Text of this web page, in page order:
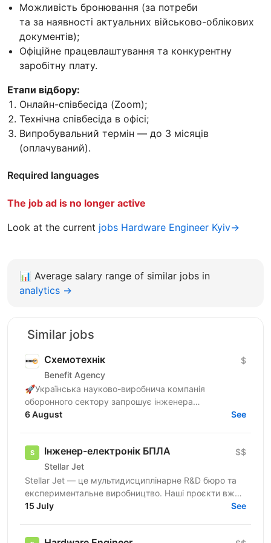
Можливість бронювання (за потреби
та за наявності актуальних військово-облікових
документів);
Офіційне працевлаштування та конкурентну
заробітну плату.
Етапи відбору:
Онлайн-співбесіда (Zoom);
Технічна співбесіда в офісі;
Випробувальний термін — до 3 місяців
(оплачуваний).
Required languages
The job ad is no longer active
Look at the current jobs Hardware Engineer Kyiv→
📊 Average salary range of similar jobs in
analytics →
Similar jobs
Схемотехнік
Benefit Agency
$
🚀Українська науково-виробнича компанія
оборонного сектору запрошує інженера
схемотехніка до команди в київський офіс.
6 August See
Інженер-електронік БПЛА
Stellar Jet
$$
Stellar Jet — це мультидисциплінарне R&D бюро та
експериментальне виробництво. Наші проєкти вже
довели свою ефективність, і ми продовжуємо
15 July See